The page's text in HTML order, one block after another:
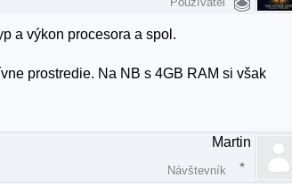
a výkon procesora a spol.
prostredie. Na NB s 4GB RAM si však
Martin
Návštevník